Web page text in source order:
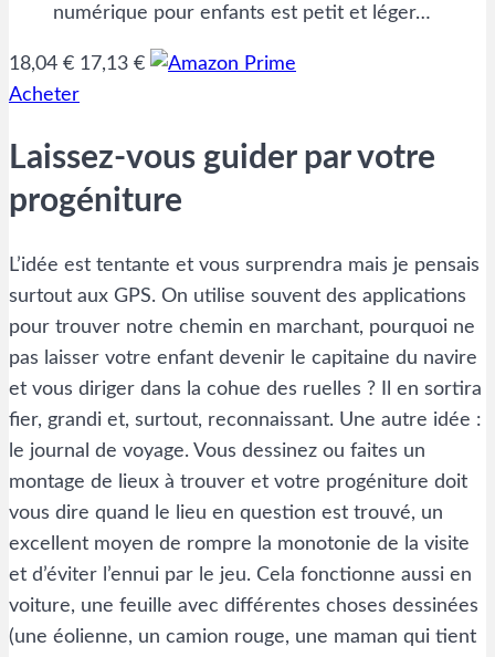
numérique pour enfants est petit et léger…
18,04 € 17,13 €
Acheter
Laissez-vous guider par votre
progéniture
L’idée est tentante et vous surprendra mais je pensais
surtout aux GPS. On utilise souvent des applications
pour trouver notre chemin en marchant, pourquoi ne
pas laisser votre enfant devenir le capitaine du navire
et vous diriger dans la cohue des ruelles ? Il en sortira
fier, grandi et, surtout, reconnaissant. Une autre idée :
le journal de voyage. Vous dessinez ou faites un
montage de lieux à trouver et votre progéniture doit
vous dire quand le lieu en question est trouvé, un
excellent moyen de rompre la monotonie de la visite
et d’éviter l’ennui par le jeu. Cela fonctionne aussi en
voiture, une feuille avec différentes choses dessinées
(une éolienne, un camion rouge, une maman qui tient